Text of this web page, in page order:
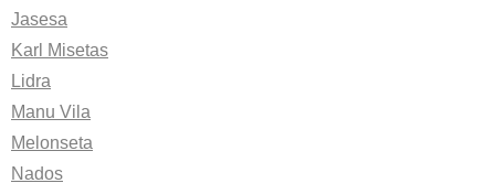
Jasesa
Karl Misetas
Lidra
Manu Vila
Melonseta
Nados